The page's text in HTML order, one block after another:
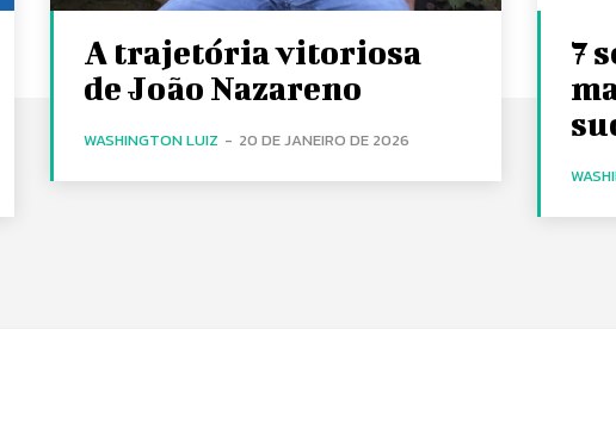
A trajetória vitoriosa
de João Nazareno
WASHINGTON LUIZ - 20 DE JANEIRO DE 2026
7